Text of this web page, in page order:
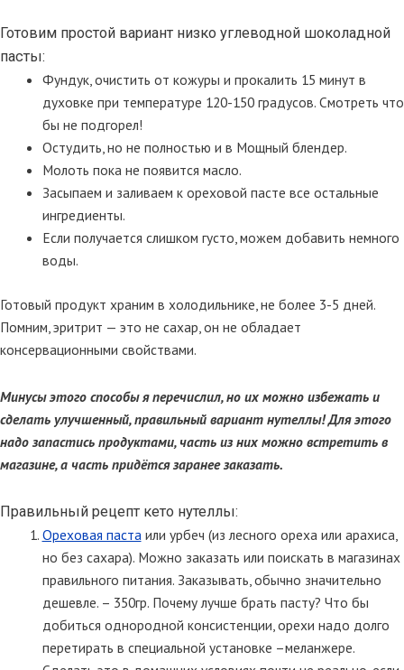
Готовим простой вариант низко углеводной шоколадной
пасты:
Фундук, очистить от кожуры и прокалить 15 минут в
духовке при температуре 120-150 градусов. Смотреть что
бы не подгорел!
Остудить, но не полностью и в Мощный блендер.
Молоть пока не появится масло.
Засыпаем и заливаем к ореховой пасте все остальные
ингредиенты.
Если получается слишком густо, можем добавить немного
воды.
Готовый продукт храним в холодильнике, не более 3-5 дней.
Помним, эритрит — это не сахар, он не обладает
консервационными свойствами.
Минусы этого способы я перечислил, но их можно избежать и
сделать улучшенный, правильный вариант нутеллы! Для этого
надо запастись продуктами, часть из них можно встретить в
магазине, а часть придётся заранее заказать.
Правильный рецепт кето нутеллы:
Ореховая паста или урбеч (из лесного ореха или арахиса,
но без сахара). Можно заказать или поискать в магазинах
правильного питания. Заказывать, обычно значительно
дешевле. – 350гр. Почему лучше брать пасту? Что бы
добиться однородной консистенции, орехи надо долго
перетирать в специальной установке –меланжере.